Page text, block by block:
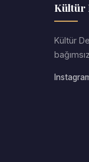
Kültür
Kültür